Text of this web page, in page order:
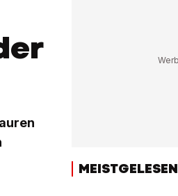
MEISTGELESEN